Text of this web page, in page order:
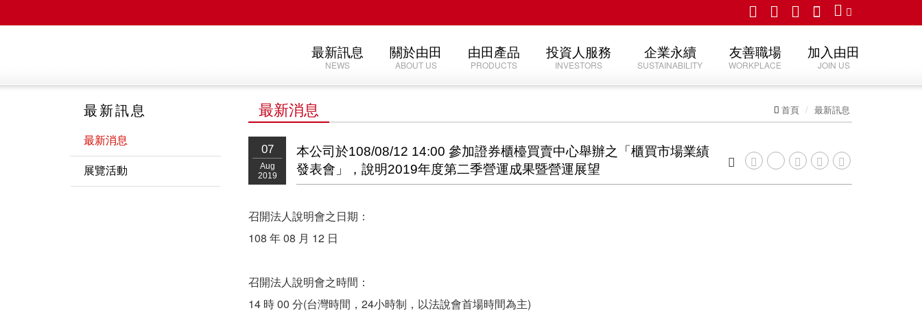
由田新技股份有限公司
最新訊息
NEWS
關於由田
ABOUT US
由田產品
PRODUCTS
投資人服務
INVESTORS
企業永續
SUSTAINABILITY
友善職場
WORKPLACE
加入由田
JOIN US
首頁 最新訊息
最新訊息
最新消息
展覽活動
最新消息
本公司於108/08/12 14:00 參加證券櫃檯買賣中心舉辦之「櫃買市場業績
發表會」，說明2019年度第二季營運成果暨營運展望
07
Aug
2019
召開法人說明會之日期：
108 年 08 月 12 日
召開法人說明會之時間：
14 時 00 分(台灣時間，24小時制，以法說會首場時間為主)